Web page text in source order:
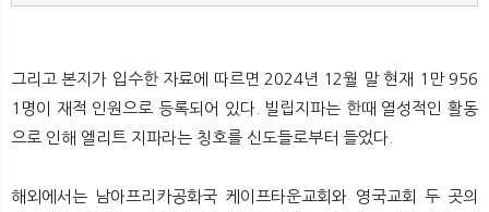
그리고 본지가 입수한 자료에 따르면 2024년 12월 말 현재 1만 956
1명이 재적 인원으로 등록되어 있다. 빌립지파는 한때 열성적인 활동
으로 인해 엘리트 지파라는 칭호를 신도들로부터 들었다.
해외에서는 남아프리카공화국 케이프타운교회와 영국교회 두 곳의